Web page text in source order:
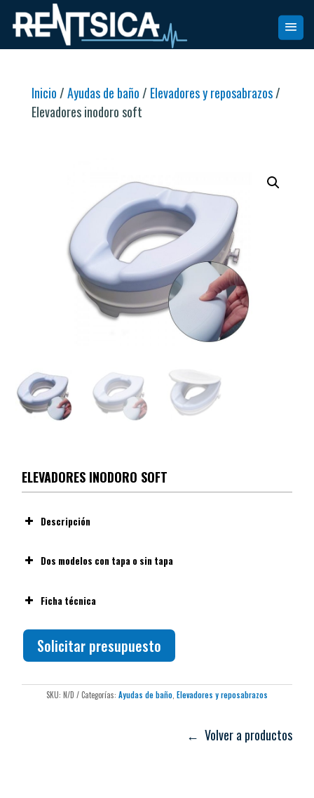
Inicio /Ayudas de baño / Elevadores y reposabrazos/
Elevadores inodoro soft
ELEVADORES INODORO SOFT
Descripción
Dos modelos con tapa o sin tapa
Ficha técnica
Solicitar presupuesto
SKU: N/D Categorías: Ayudas de baño, Elevadores y reposabrazos
← Volver a productos